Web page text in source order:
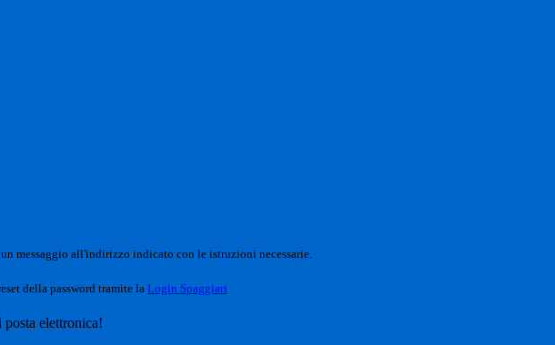
messaggio all'indirizzo indicato con le istruzioni necessarie.
della password tramite la Login Spaggiari
elettronica!